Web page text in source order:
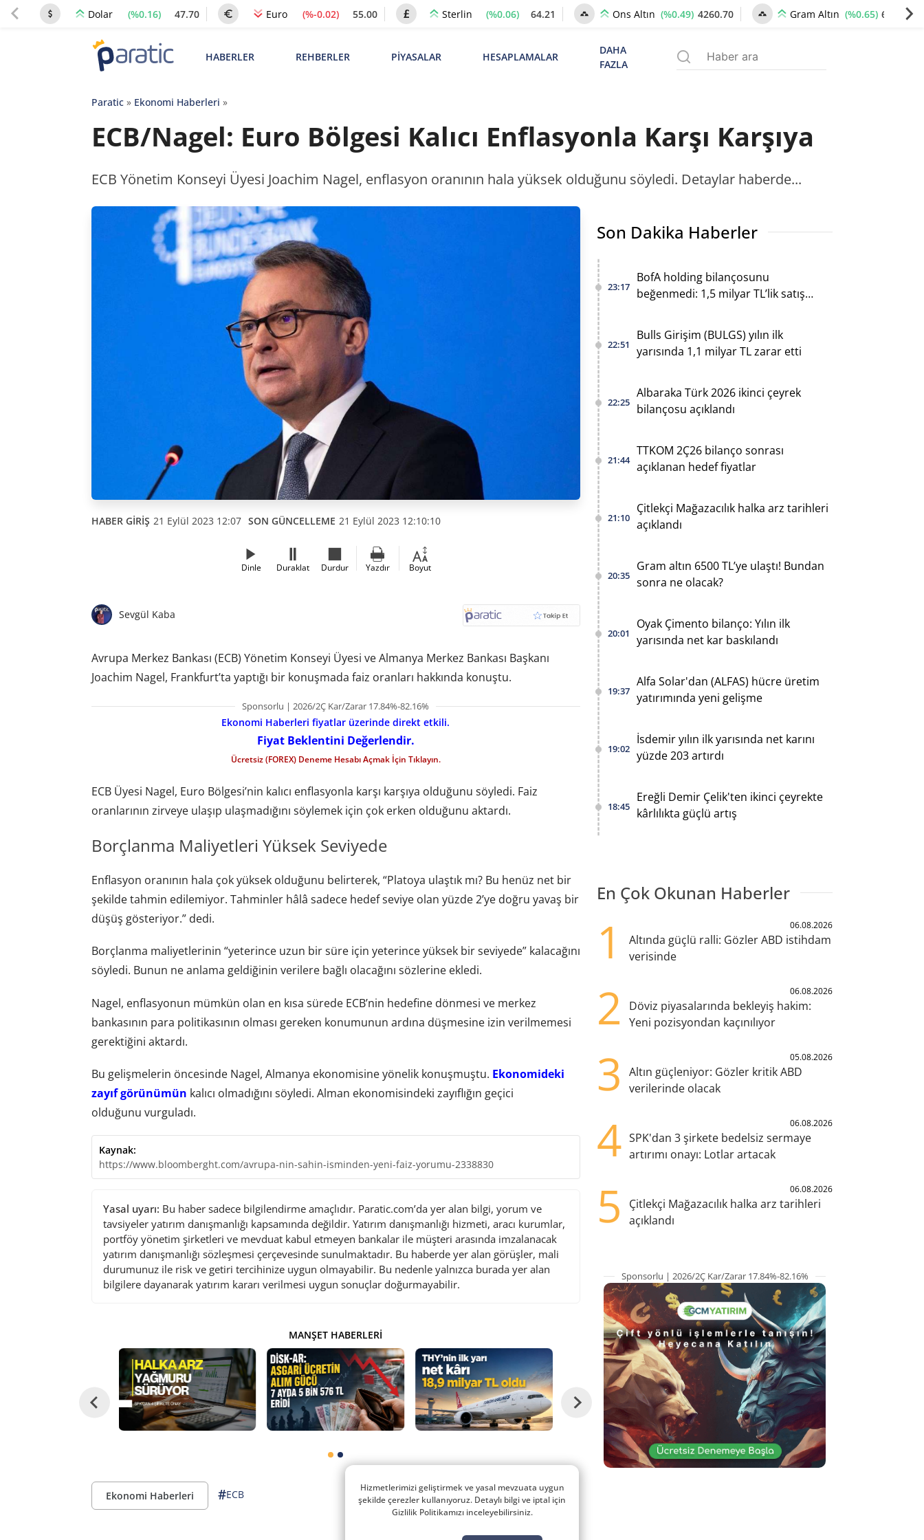
Dolar (%0.16) 47.70 Euro (%-0.02) 55.00 Sterlin (%0.06) 64.21 Ons Altın (%0.49) 4260.70 Gram Altın (%0.65) 6534.99
HABERLER REHBERLER PİYASALAR HESAPLAMALAR
DAHA
FAZLA
Paratic» Ekonomi Haberleri »
ECB/Nagel: Euro Bölgesi Kalıcı Enflasyonla Karşı Karşıya
ECB Yönetim Konseyi Üyesi Joachim Nagel, enflasyon oranının hala yüksek olduğunu söyledi. Detaylar haberde...
HABER GİRİŞ 21 Eylül 2023 12:07 SON GÜNCELLEME 21 Eylül 2023 12:10:10
Dinle Duraklat Durdur Yazdır Boyut
Sevgül Kaba
Avrupa Merkez Bankası (ECB) Yönetim Konseyi Üyesi ve Almanya Merkez Bankası Başkanı
Joachim Nagel, Frankfurt’ta yaptığı bir konuşmada faiz oranları hakkında konuştu.
Sponsorlu | 2026/2Ç Kar/Zarar 17.84%-82.16%
Ekonomi Haberleri fiyatlar üzerinde direkt etkili.
Fiyat Beklentini Değerlendir.
Ücretsiz (FOREX) Deneme Hesabı Açmak İçin Tıklayın.
ECB Üyesi Nagel, Euro Bölgesi’nin kalıcı enflasyonla karşı karşıya olduğunu söyledi. Faiz
oranlarının zirveye ulaşıp ulaşmadığını söylemek için çok erken olduğunu aktardı.
Borçlanma Maliyetleri Yüksek Seviyede
Enflasyon oranının hala çok yüksek olduğunu belirterek, “Platoya ulaştık mı? Bu henüz net bir
şekilde tahmin edilemiyor. Tahminler hâlâ sadece hedef seviye olan yüzde 2’ye doğru yavaş bir
düşüş gösteriyor.” dedi.
Borçlanma maliyetlerinin “yeterince uzun bir süre için yeterince yüksek bir seviyede” kalacağını
söyledi. Bunun ne anlama geldiğinin verilere bağlı olacağını sözlerine ekledi.
Nagel, enflasyonun mümkün olan en kısa sürede ECB’nin hedefine dönmesi ve merkez
bankasının para politikasının olması gereken konumunun ardına düşmesine izin verilmemesi
gerektiğini aktardı.
Bu gelişmelerin öncesinde Nagel, Almanya ekonomisine yönelik konuşmuştu. Ekonomideki
zayıf görünümün kalıcı olmadığını söyledi. Alman ekonomisindeki zayıflığın geçici
olduğunu vurguladı.
Kaynak:
https://www.bloomberght.com/avrupa-nin-sahin-isminden-yeni-faiz-yorumu-2338830
Yasal uyarı: Bu haber sadece bilgilendirme amaçlıdır. Paratic.com’da yer alan bilgi, yorum ve
tavsiyeler yatırım danışmanlığı kapsamında değildir. Yatırım danışmanlığı hizmeti, aracı kurumlar,
portföy yönetim şirketleri ve mevduat kabul etmeyen bankalar ile müşteri arasında imzalanacak
yatırım danışmanlığı sözleşmesi çerçevesinde sunulmaktadır. Bu haberde yer alan görüşler, mali
durumunuz ile risk ve getiri tercihinize uygun olmayabilir. Bu nedenle yalnızca burada yer alan
bilgilere dayanarak yatırım kararı verilmesi uygun sonuçlar doğurmayabilir.
MANŞET HABERLERI
Ekonomi Haberleri #ECB
Son Dakika Haberler
23:17
BofA holding bilançosunu
beğenmedi: 1,5 milyar TL’lik satış
22:51
Bulls Girişim (BULGS) yılın ilk
yarısında 1,1 milyar TL zarar etti
22:25
Albaraka Türk 2026 ikinci çeyrek
bilançosu açıklandı
21:44
TTKOM 2Ç26 bilanço sonrası
açıklanan hedef fiyatlar
21:10
Çitlekçi Mağazacılık halka arz tarihleri
açıklandı
20:35
Gram altın 6500 TL’ye ulaştı! Bundan
sonra ne olacak?
20:01
Oyak Çimento bilanço: Yılın ilk
yarısında net kar baskılandı
19:37
Alfa Solar'dan (ALFAS) hücre üretim
yatırımında yeni gelişme
19:02
İsdemir yılın ilk yarısında net karını
yüzde 203 artırdı
18:45
Ereğli Demir Çelik'ten ikinci çeyrekte
kârlılıkta güçlü artış
En Çok Okunan Haberler
1 06.08.2026
Altında güçlü ralli: Gözler ABD istihdam
verisinde
2 06.08.2026
Döviz piyasalarında bekleyiş hakim:
Yeni pozisyondan kaçınılıyor
3 05.08.2026
Altın güçleniyor: Gözler kritik ABD
verilerinde olacak
4 06.08.2026
SPK'dan 3 şirkete bedelsiz sermaye
artırımı onayı: Lotlar artacak
5 06.08.2026
Çitlekçi Mağazacılık halka arz tarihleri
açıklandı
Sponsorlu | 2026/2Ç Kar/Zarar 17.84%-82.16%
Hizmetlerimizi geliştirmek ve yasal mevzuata uygun
şekilde çerezler kullanıyoruz. Detaylı bilgi ve iptal için
Gizlilik Politikamızı inceleyebilirsiniz.